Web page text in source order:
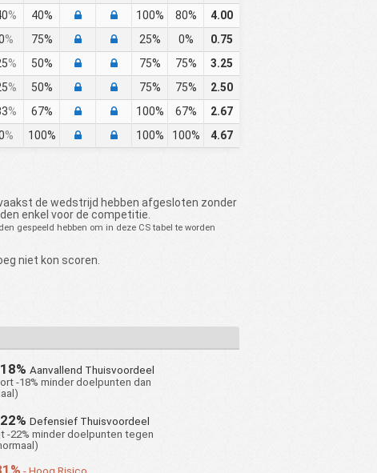
% 40% 100% 80%
4.00
% 75% 25% 0%
0.75
% 50% 75% 75%
3.25
% 50% 75% 75%
2.50
% 67% 100% 67%
2.67
% 100% 100% 100% 4.67
de wedstrijd hebben afgesloten zonder
enkel voor de competitie.
gespeeld hebben om in deze CS tabel te worden
niet kon scoren.
Aanvallend Thuisvoordeel
-18% minder doelpunten dan
Defensief Thuisvoordeel
-22% minder doelpunten tegen